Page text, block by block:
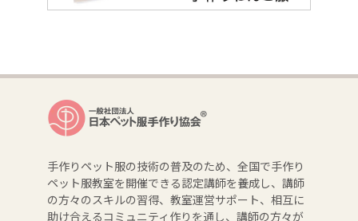
手作りペット服の技術の普及のため、全国で手作り
ペット服教室を開催できる認定講師を養成し、講師
の方々のスキルの習得、教室運営サポート、相互に
助け合えるコミュニティ作りを通し、講師の方々が